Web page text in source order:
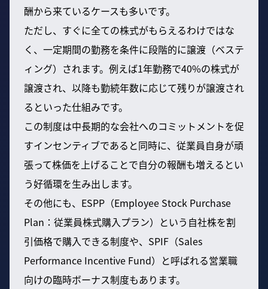
酬から来ているケースも多いです。
ただし、すぐに全ての株式がもらえるわけではな
く、一定期間の勤務を条件に段階的に譲渡（ベステ
ィング）されます。例えば1年勤務で40%の株式が
譲渡され、以降も勤続年数に応じて残りが譲渡され
るといった仕組みです。
この制度は中長期的な会社へのコミットメントを促
すインセンティブであると同時に、従業員自身が頑
張って株価を上げることで自分の報酬も増えるとい
う好循環を生み出します。
その他にも、ESPP（Employee Stock Purchase
Plan：従業員株式購入プラン）という自社株を割
引価格で購入できる制度や、SPIF（Sales
Performance Incentive Fund）と呼ばれる営業職
向けの臨時ボーナス制度もあります。